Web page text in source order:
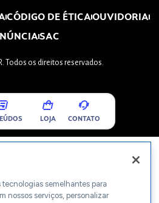
CÓDIGO DE ÉTICAOUVIDORIA
SAC
Todos os direitos reservados.
LOJA CONTATO
tecnologias semelhantes para
nossos serviços, personalizar